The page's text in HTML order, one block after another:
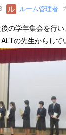
ルーム管理者
の学年集会を行い
の先生からして